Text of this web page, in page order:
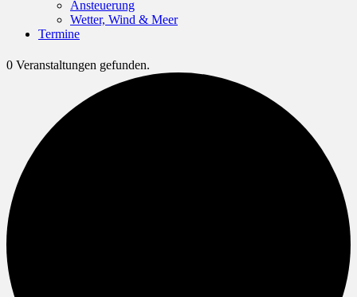
Ansteuerung
Wetter, Wind & Meer
Termine
0 Veranstaltungen gefunden.